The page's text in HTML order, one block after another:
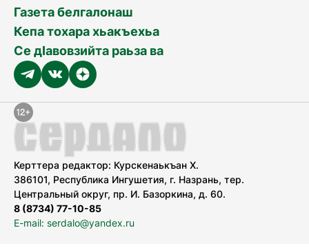
Газета белгалонаш
Кепа тохара хьакъехьа
Се дӀавовзийта раьза ва
Керттера редактор: Курскенаькъан Х.
386101, Республика Ингушетия, г. Назрань, тер.
Центральный округ, пр. И. Базоркина, д. 60.
8 (8734) 77-10-85
E-mail: serdalo@yandex.ru